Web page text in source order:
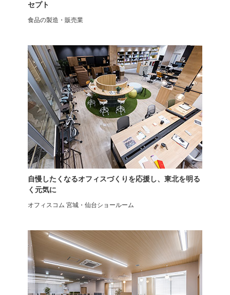
Sizeno(シゼノ)
ドレスデスク LIVING
HOUSE×オフィスコム
ensemblebase L T I フリーア
ドレスデスク LIVING
メティオ2.0
セプト
食品の製造・販売業
自慢したくなるオフィスづくりを応援し、東北を明る
く元気に
オフィスコム 宮城・仙台ショールーム